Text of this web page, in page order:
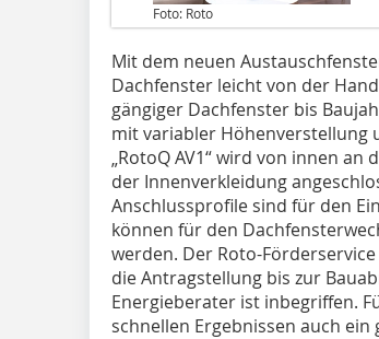
Foto: Roto
Mit dem neuen
Dachfenster leicht von der
gängiger Dachfenster bis
mit variabler Höhenverstellung
„RotoQ AV1“ wird von innen
der Innenverkleidung
Anschlussprofile sind für den
können für den
werden. Der Roto-
die Antragstellung bis zur
Energieberater ist inbegriffen.
schnellen Ergebnissen auch